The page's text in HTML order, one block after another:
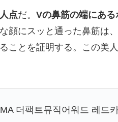
点だ。 Vの鼻筋の端にある
顔にスッと通った鼻筋は
ことを証明する。この美
더팩트뮤직어워드 레드